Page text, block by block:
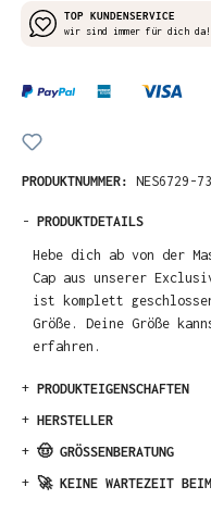
TOP KUNDENSERVICE
wir sind immer für dich da!
PRODUKTNUMMER: NES6729-
- PRODUKTDETAILS
Hebe dich ab von der
Cap aus unserer
ist komplett
Größe. Deine Größe
erfahren.
+ PRODUKTEIGENSCHAFTEN
+ HERSTELLER
+ 🤠 GRÖSSENBERATUNG
+ 🚀 KEINE WARTEZEIT BEIM